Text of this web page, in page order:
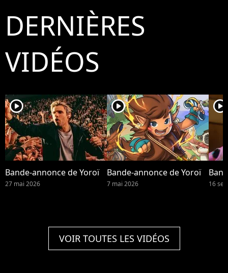
DERNIÈRES
VIDÉOS
player2
Bande-annonce de Yoroï
27 mai 2026
player2
Bande-annonce de Yoroï
7 mai 2026
player2
16
VOIR TOUTES LES VIDÉOS